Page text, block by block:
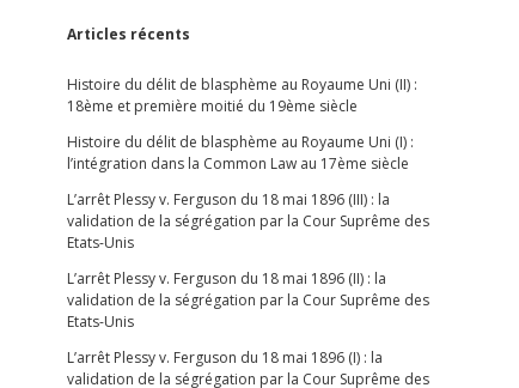
Articles récents
Histoire du délit de blasphème au Royaume Uni (II) :
18ème et première moitié du 19ème siècle
Histoire du délit de blasphème au Royaume Uni (I) :
l’intégration dans la Common Law au 17ème siècle
L’arrêt Plessy v. Ferguson du 18 mai 1896 (III) : la
validation de la ségrégation par la Cour Suprême des
Etats-Unis
L’arrêt Plessy v. Ferguson du 18 mai 1896 (II) : la
validation de la ségrégation par la Cour Suprême des
Etats-Unis
L’arrêt Plessy v. Ferguson du 18 mai 1896 (I) : la
validation de la ségrégation par la Cour Suprême des